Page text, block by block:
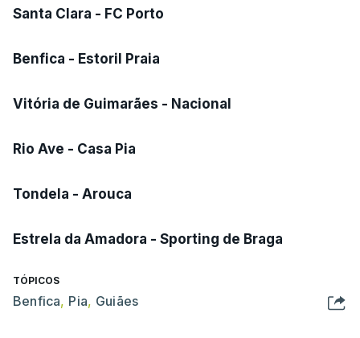
Santa Clara - FC Porto
Benfica - Estoril Praia
Vitória de Guimarães - Nacional
Rio Ave - Casa Pia
Tondela - Arouca
Estrela da Amadora - Sporting de Braga
TÓPICOS
Benfica, Pia, Guiães